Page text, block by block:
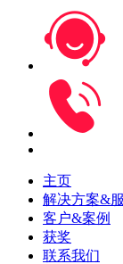
主页
解决方案&
客户&案例
获奖
联系我们